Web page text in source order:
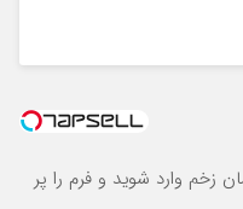
درمان زخم وارد شوید و فرم را پر